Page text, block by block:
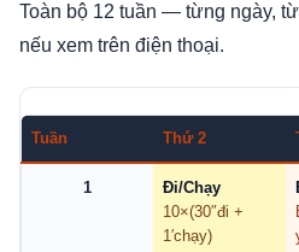
Toàn bộ 12 tuần — từng ngày,
nếu xem trên điện thoại.
Tuần Thứ 2
1
Đi/Chạy
10×(30″đi +
1′chạy)